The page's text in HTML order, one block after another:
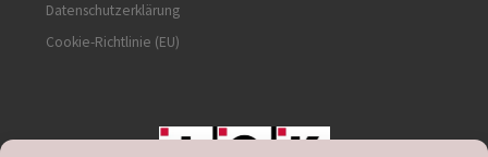
Datenschutzerklärung
Cookie-Richtlinie (EU)